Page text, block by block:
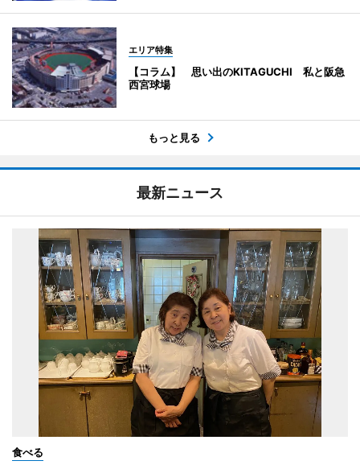
エリア特集
【コラム】 思い出のKITAGUCHI 私と阪急
西宮球場
もっと見る
最新ニュース
食べる